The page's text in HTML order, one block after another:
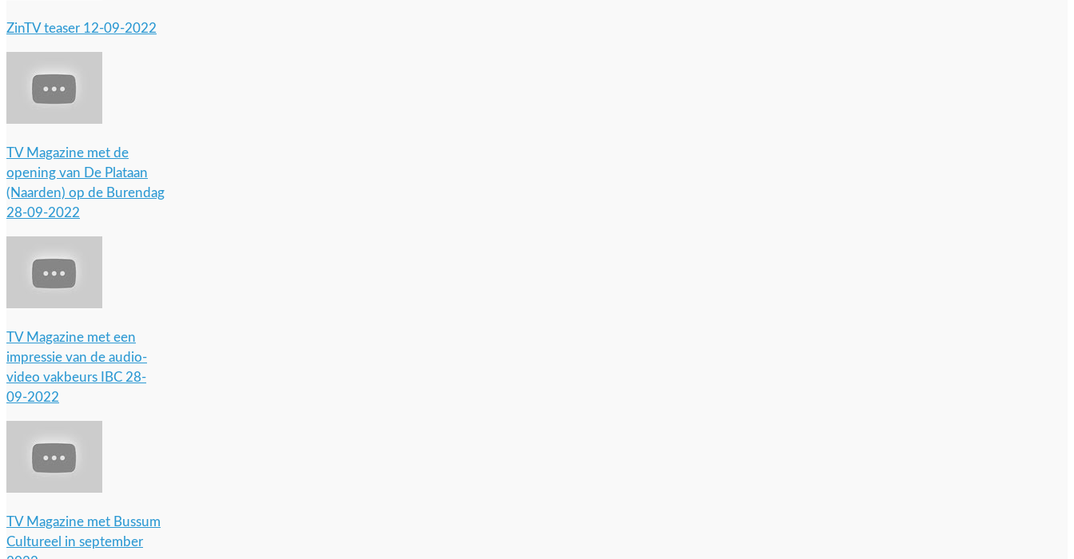
ZinTV teaser 12-09-2022
TV Magazine met de
opening van De Plataan
(Naarden) op de Burendag
28-09-2022
TV Magazine met een
impressie van de audio-
video vakbeurs IBC 28-
09-2022
TV Magazine met Bussum
Cultureel in september